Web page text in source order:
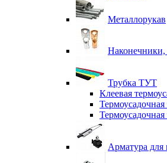
Металлорукав
Наконечники,
Трубка ТУТ
Клеевая
Термоусадочная
Арматура